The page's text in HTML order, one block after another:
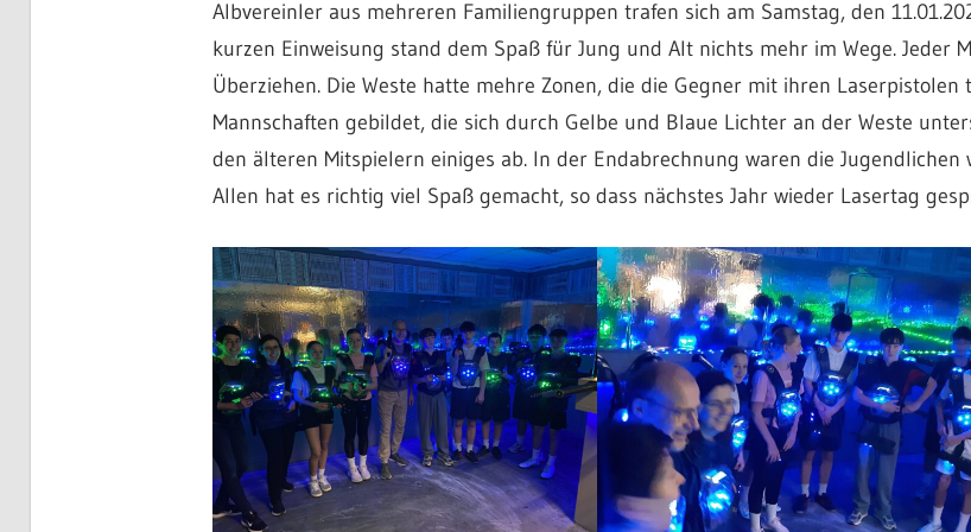
Albvereinler aus mehreren Familiengruppen trafen sich am Samstag, den
kurzen Einweisung stand dem Spaß für Jung und Alt nichts mehr im Wege. Jeder
Überziehen. Die Weste hatte mehre Zonen, die die Gegner mit ihren Laserpistolen
Mannschaften gebildet, die sich durch Gelbe und Blaue Lichter an der Weste
den älteren Mitspielern einiges ab. In der Endabrechnung waren die Jugendlichen
Allen hat es richtig viel Spaß gemacht, so dass nächstes Jahr wieder Lasertag